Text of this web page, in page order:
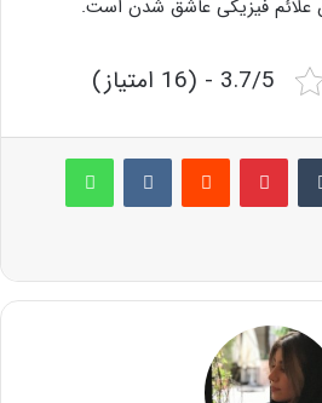
علائم فیزیکی عاشق شدن است.
3.7/5 - (16 امتیاز)
‫تامبلر پینترست‫رددیت ‫VKontakteواتس آپ